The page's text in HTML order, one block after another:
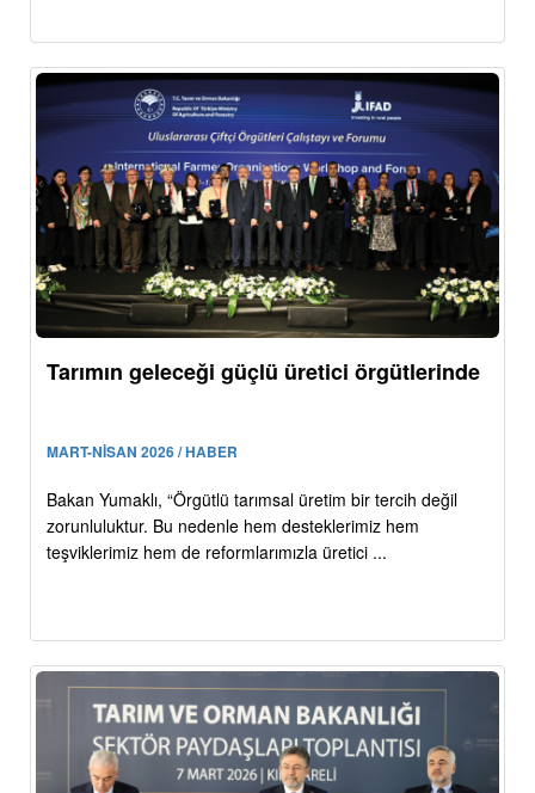
Tarımın geleceği güçlü üretici örgütlerinde
MART-NİSAN 2026 / HABER
Bakan Yumaklı, “Örgütlü tarımsal üretim bir tercih değil
zorunluluktur. Bu nedenle hem desteklerimiz hem
teşviklerimiz hem de reformlarımızla üretici ...